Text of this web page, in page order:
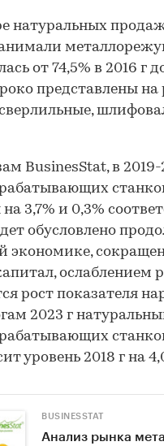
натуральных
от 74,5% в 2016 г
представлены на
BusinesStat, в
3,7% и 0,3%
обусловлено
экономике,
ослаблением
рост показателя
2023 г
уровень 2018 г на
BUSINESSTAT
Анализ рынка